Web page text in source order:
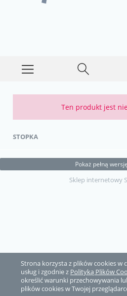
Strona korzysta z plików cookies w
usług i zgodnie z Polityką Plików
określić warunki przechowywania
plików cookies w Twojej
Ten produkt jest
STOPKA
Pokaż pełną
Sklep internetowy